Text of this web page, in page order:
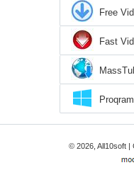
Free
Fast
© 2026, All10soft |